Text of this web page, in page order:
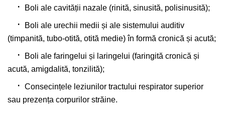
Boli ale cavității nazale (rinită, sinusită, polisinusită);
Boli ale urechii medii și ale sistemului auditiv
(timpanită, tubo-otită, otită medie) în formă cronică și acută;
Boli ale faringelui și laringelui (faringită cronică și
acută, amigdalită, tonzilită);
Consecințele leziunilor tractului respirator superior
sau prezența corpurilor străine.